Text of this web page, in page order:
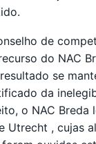
de
do NAC
se
da
o NAC Breda
Utrecht , cujas